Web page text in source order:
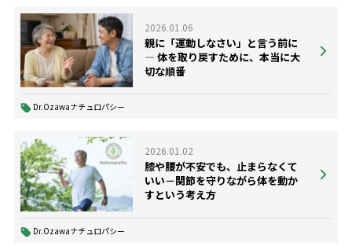
2026.01.06
親に「運動しなさい」と言う前に
― 体を取り戻すために、本当に大
切な順番
Dr.Ozawaナチュロパシー
2026.01.02
膝や腰が不安でも、止まらなくて
いい－関節を守りながら体を動か
すという考え方
Dr.Ozawaナチュロパシー